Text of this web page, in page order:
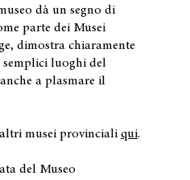
dà un segno di
parte dei Musei
dimostra chiaramente
semplici luoghi del
a plasmare il
musei provinciali qui.
del Museo